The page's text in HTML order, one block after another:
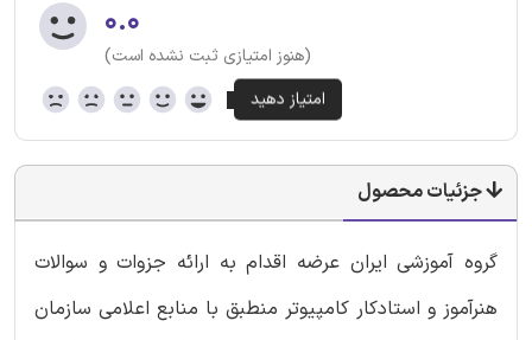
۰.۰
(هنوز امتیازی ثبت نشده است)
جزئیات محصول
گروه آموزشی ایران عرضه اقدام به ارائه جزوات و سوالات
هنرآموز و استادکار کامپیوتر منطبق با منابع اعلامی سازمان